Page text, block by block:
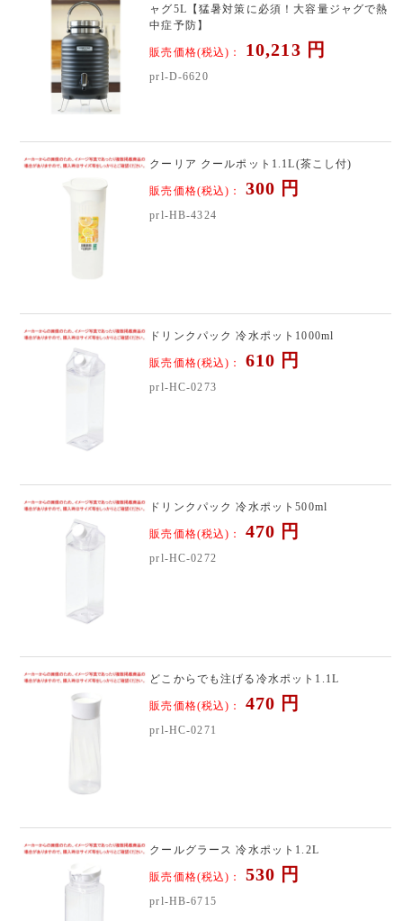
ャグ5L【猛暑対策に必須！大容量ジャグで熱
中症予防】
販売価格(税込)： 10,213 円
prl-D-6620
クーリア クールポット1.1L(茶こし付)
販売価格(税込)： 300 円
prl-HB-4324
ドリンクパック 冷水ポット1000ml
販売価格(税込)： 610 円
prl-HC-0273
ドリンクパック 冷水ポット500ml
販売価格(税込)： 470 円
prl-HC-0272
どこからでも注げる冷水ポット1.1L
販売価格(税込)： 470 円
prl-HC-0271
クールグラース 冷水ポット1.2L
販売価格(税込)： 530 円
prl-HB-6715